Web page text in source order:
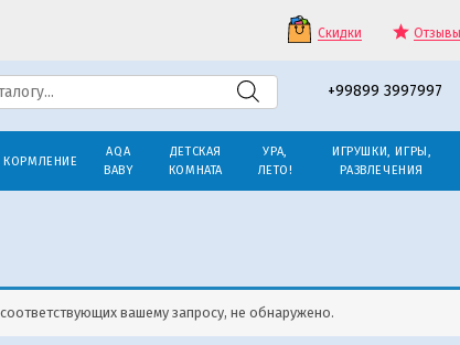
Скидки Отзывы
+99899 3997997
КОРМЛЕНИЕ
AQA
BABY
ДЕТСКАЯ
КОМНАТА
УРА,
ЛЕТО!
ИГРУШКИ, ИГРЫ,
РАЗВЛЕЧЕНИЯ
вашему запросу, не обнаружено.